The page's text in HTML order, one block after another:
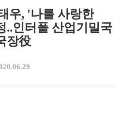
우, '나를 사랑한
..인터폴 산업기밀국
장役